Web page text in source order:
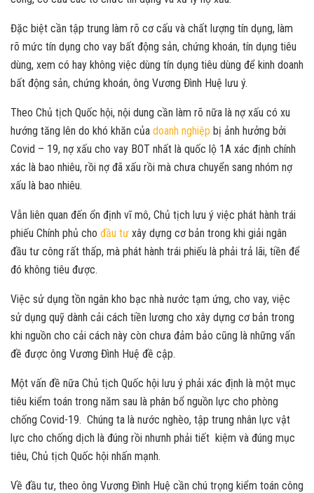
Đặc biệt cần tập trung làm rõ cơ cấu và chất lượng tín dụng, làm
rõ mức tín dụng cho vay bất động sản, chứng khoán, tín dụng tiêu
dùng, xem có hay không việc dùng tín dụng tiêu dùng để kinh doanh
bất động sản, chứng khoán, ông Vương Đình Huệ lưu ý.
Theo Chủ tịch Quốc hội, nội dung cần làm rõ nữa là nợ xấu có xu
hướng tăng lên do khó khăn của doanh nghiệp bị ảnh hưởng bởi
Covid – 19, nợ xấu cho vay BOT nhất là quốc lộ 1A xác định chính
xác là bao nhiêu, rồi nợ đã xấu rồi mà chưa chuyển sang nhóm nợ
xấu là bao nhiêu.
Vẫn liên quan đến ổn định vĩ mô, Chủ tịch lưu ý việc phát hành trái
phiếu Chính phủ cho đầu tư xây dựng cơ bản trong khi giải ngân
đầu tư công rất thấp, mà phát hành trái phiếu là phải trả lãi, tiền để
đó không tiêu được.
Việc sử dụng tồn ngân kho bạc nhà nước tạm ứng, cho vay, việc
sử dụng quỹ dành cải cách tiền lương cho xây dựng cơ bản trong
khi nguồn cho cải cách này còn chưa đảm bảo cũng là những vấn
đề được ông Vương Đình Huệ đề cập.
Một vấn đề nữa Chủ tịch Quốc hội lưu ý phải xác định là một mục
tiêu kiểm toán trong năm sau là phân bổ nguồn lực cho phòng
chống Covid-19. Chúng ta là nước nghèo, tập trung nhân lực vật
lực cho chống dịch là đúng rồi nhưnh phải tiết kiệm và đúng mục
tiêu, Chủ tịch Quốc hội nhấn mạnh.
Về đầu tư, theo ông Vương Đình Huệ cần chú trọng kiểm toán công